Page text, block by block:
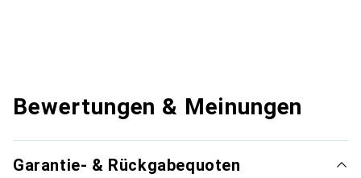
Bewertungen & Meinungen
Garantie- & Rückgabequoten